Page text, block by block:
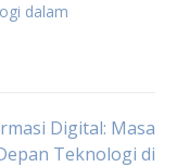
dalam
Digital: Masa
Teknologi di